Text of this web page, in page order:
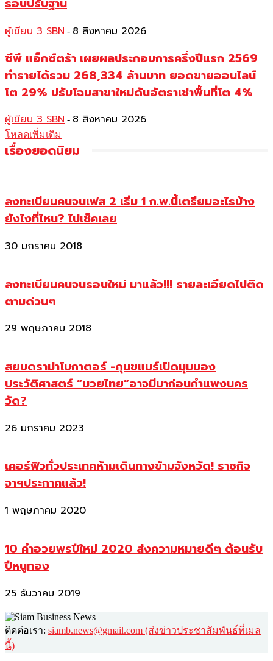
รอบปรับฐาน
ผู้เขียน 3 SBN - 8 สิงหาคม 2026
ซีพี แอ็กซ์ตร้า เผยผลประกอบการครึ่งปีแรก 2569
ทำรายได้รวม 268,334 ล้านบาท ยอดขายออนไลน์
โต 29% ปรับโฉมสาขาใหม่ดันอัตราเช่าพื้นที่โต 4%
ผู้เขียน 3 SBN - 8 สิงหาคม 2026
โหลดเพิ่มเติม
เรื่องยอดนิยม
ลงทะเบียนคนจนเฟส 2 เริ่ม 1 ก.พ.นี้เตรียมอะไรบ้าง
ยังไงที่ไหน? ไปเช็คเลย
30 มกราคม 2018
ลงทะเบียนคนจนรอบใหม่ มาแล้ว!!! รายละเอียดไปติด
ตามด่วนๆ
29 พฤษภาคม 2018
สยบดราม่าโบกาตอร์ -กุนขแมร์เปิดมุมมอง
ประวัติศาสตร์ “มวยไทย”อาจมีมาก่อนกำแพงนคร
วัด?
26 มกราคม 2023
เคอร์ฟิวทั่วประเทศห้ามเดินทางข้ามจังหวัด! ราชกิจ
จาฯประกาศแล้ว!
1 พฤษภาคม 2020
10 คำอวยพรปีใหม่ 2020 ส่งความหมายดีๆ ต้อนรับ
ปีหนูทอง
25 ธันวาคม 2019
ติดต่อเรา: siamb.news@gmail.com (ส่งข่าวประชาสัมพันธ์ที่เมล
นี้)